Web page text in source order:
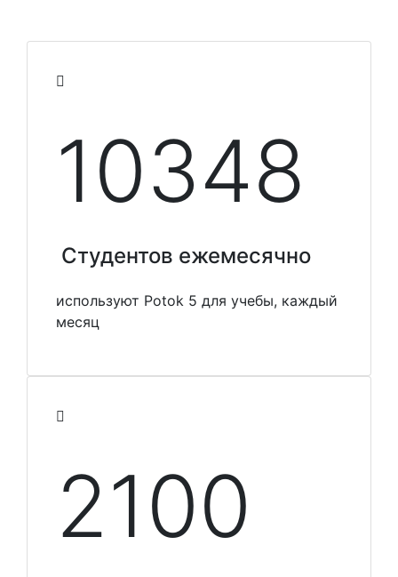
10348
Студентов ежемесячно
используют Potok 5 для учебы, каждый
месяц
2100